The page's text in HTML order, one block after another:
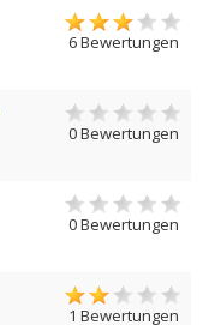
6 Bewertungen
0 Bewertungen
0 Bewertungen
1 Bewertungen